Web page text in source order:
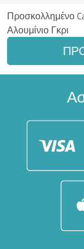
Προσκολλημένο
Αλουμίνιο Γκρι